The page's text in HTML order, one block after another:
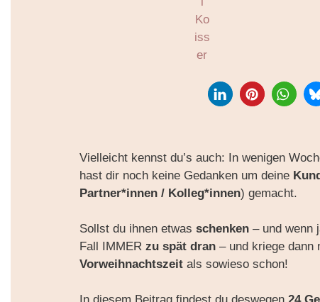
Vielleicht kennst du’s auch: In wenigen
hast dir noch keine Gedanken um deine
Partner*innen / Kolleg*innen) gemacht.
Sollst du ihnen etwasschenken – und wenn
Fall IMMERzu spät dran– und kriege dann
Vorweihnachtszeitals sowieso schon!